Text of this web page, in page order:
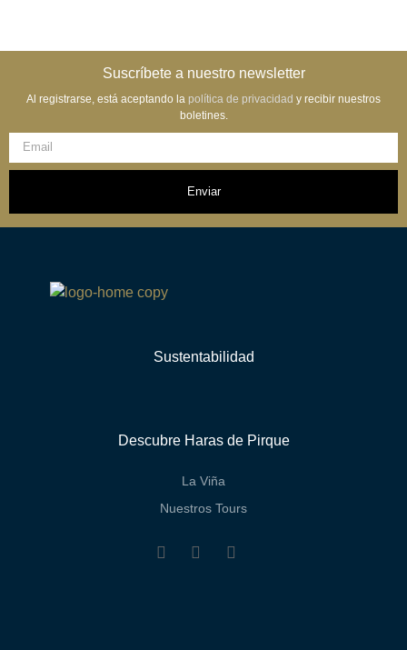
Suscríbete a nuestro newsletter
Al registrarse, está aceptando la política de privacidad y recibir nuestros
boletines.
Enviar
Sustentabilidad
Descubre Haras de Pirque
La Viña
Nuestros Tours